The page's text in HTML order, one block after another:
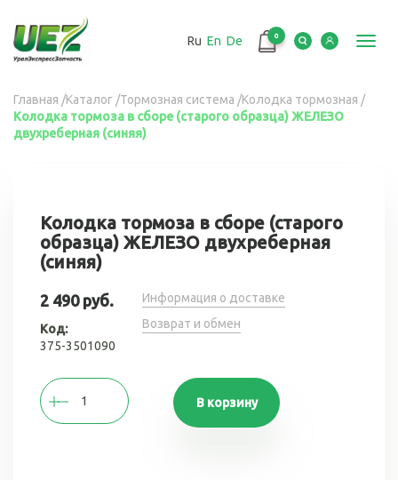
основному
содержанию
Ru En De 0
Вы
здесь
Главная /Каталог /Тормозная система /Колодка тормозная /
Колодка тормоза в сборе (старого образца) ЖЕЛЕЗО
двухреберная (синяя)
Колодка тормоза в сборе (старого
образца) ЖЕЛЕЗО двухреберная
(синяя)
2 490 руб.
Код:
375-3501090
Информация о доставке
Возврат и обмен
В корзину